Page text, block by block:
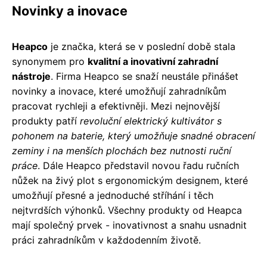
Novinky a inovace
Heapco je značka, která se v poslední době stala
synonymem pro kvalitní a inovativní zahradní
nástroje. Firma Heapco se snaží neustále přinášet
novinky a inovace, které umožňují zahradníkům
pracovat rychleji a efektivněji. Mezi nejnovější
produkty patří revoluční elektrický kultivátor s
pohonem na baterie, který umožňuje snadné obracení
zeminy i na menších plochách bez nutnosti ruční
práce. Dále Heapco představil novou řadu ručních
nůžek na živý plot s ergonomickým designem, které
umožňují přesné a jednoduché stříhání i těch
nejtvrdších výhonků. Všechny produkty od Heapca
mají společný prvek - inovativnost a snahu usnadnit
práci zahradníkům v každodenním životě.